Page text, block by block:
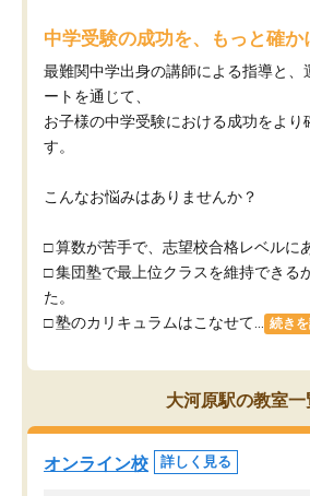
中学受験の成功を、もっと確か
最難関中学出身の講師による指導と、
ートを通じて、
お子様の中学受験における成功をより
す。
こんなお悩みはありませんか？
□ 算数が苦手で、志望校合格レベルに
□ 集団塾で最上位クラスを維持できる
た。
□ 塾のカリキュラムはこなせて...
続き
大河原駅の教室一
オンライン校 詳しく見る